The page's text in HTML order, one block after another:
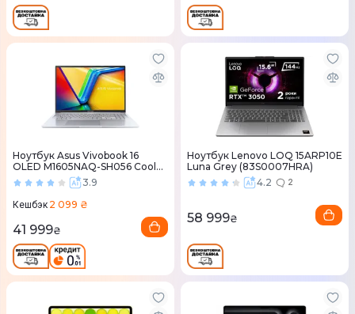
Ноутбук Asus Vivobook 16
OLED M1605NAQ-SH056 Cool
Silver (90NB1832-M00200)
3.9
Кешбэк 2 099 ₴
41 999₴
Ноутбук Lenovo LOQ 15ARP10E
Luna Grey (83S0007HRA)
4.2
2
58 999₴